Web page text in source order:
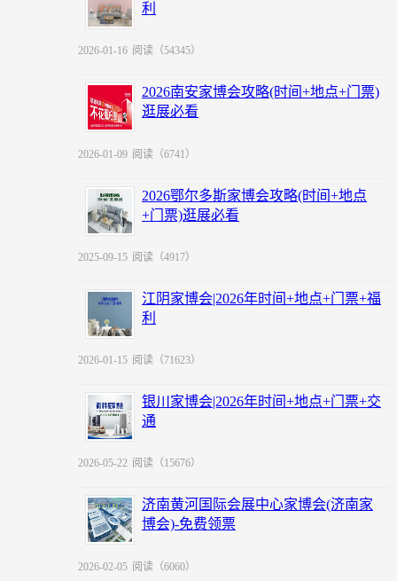
利
2026-01-16 阅读（54345）
2026南安家博会攻略(时间+地点+门票)
逛展必看
2026-01-09 阅读（6741）
2026鄂尔多斯家博会攻略(时间+地点
+门票)逛展必看
2025-09-15 阅读（4917）
江阴家博会|2026年时间+地点+门票+福
利
2026-01-15 阅读（71623）
银川家博会|2026年时间+地点+门票+交
通
2026-05-22 阅读（15676）
济南黄河国际会展中心家博会(济南家
博会)-免费领票
2026-02-05 阅读（6060）